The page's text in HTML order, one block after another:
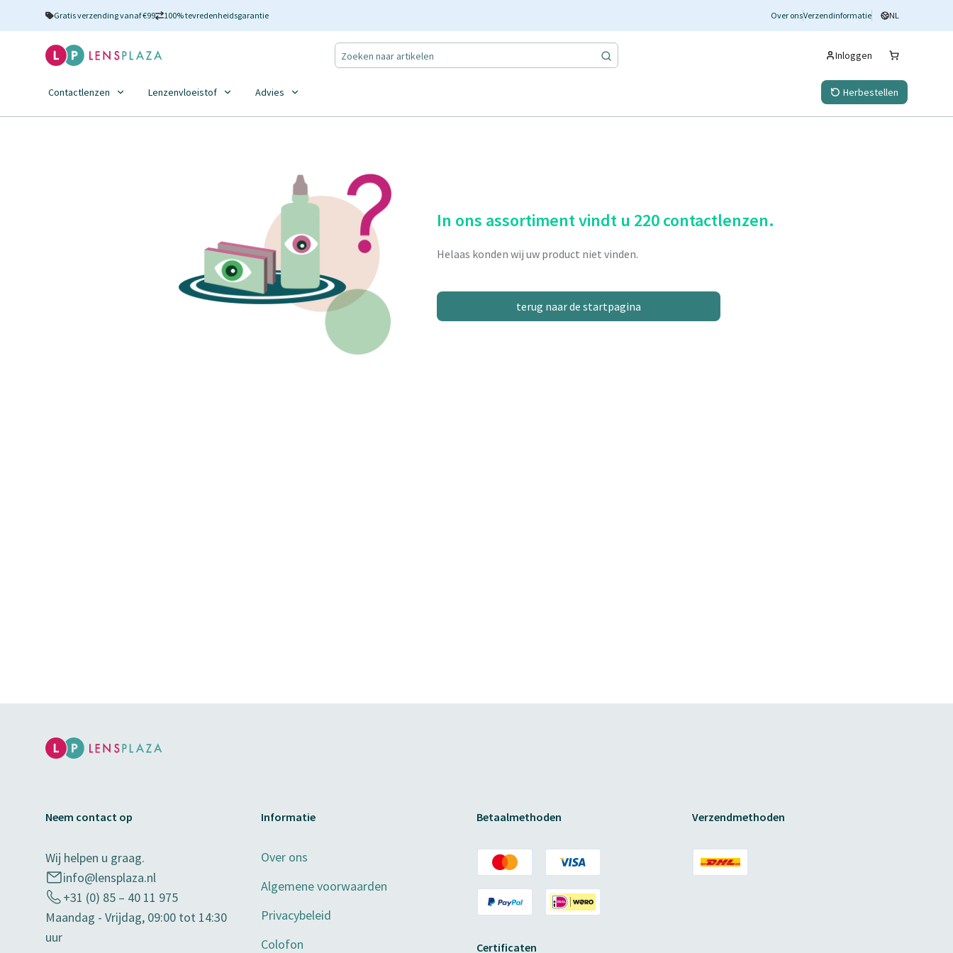
Gratis verzending vanaf €99 100% tevredenheidsgarantie Over onsVerzendinformatie NL
Inloggen
Contactlenzen Lenzenvloeistof Advies Herbestellen
In ons assortiment vindt u 220 contactlenzen.
Helaas konden wij uw product niet vinden.
terug naar de startpagina
Neem contact op
Wij helpen u graag.
info@lensplaza.nl
+31 (0) 85 – 40 11 975
Maandag - Vrijdag, 09:00 tot 14:30
uur
Informatie
Over ons
Algemene voorwaarden
Privacybeleid
Colofon
Betaalmethoden
Certificaten
Verzendmethoden